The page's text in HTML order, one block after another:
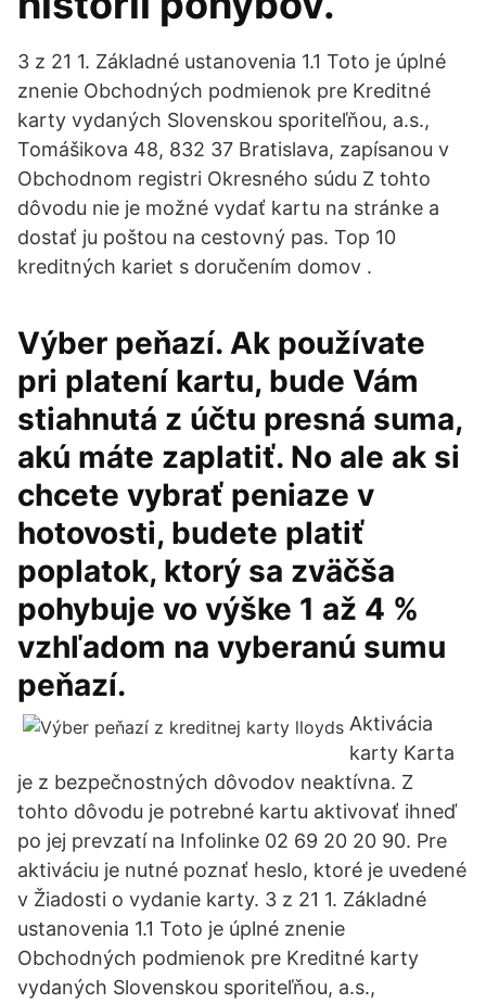
3 z 21 1. Základné ustanovenia 1.1 Toto je úplné
znenie Obchodných podmienok pre Kreditné
karty vydaných Slovenskou sporiteľňou, a.s.,
Tomášikova 48, 832 37 Bratislava, zapísanou v
Obchodnom registri Okresného súdu Z tohto
dôvodu nie je možné vydať kartu na stránke a
dostať ju poštou na cestovný pas. Top 10
kreditných kariet s doručením domov .
Výber peňazí. Ak používate
pri platení kartu, bude Vám
stiahnutá z účtu presná suma,
akú máte zaplatiť. No ale ak si
chcete vybrať peniaze v
hotovosti, budete platiť
poplatok, ktorý sa zväčša
pohybuje vo výške 1 až 4 %
vzhľadom na vyberanú sumu
peňazí.
Aktivácia
karty Karta
je z bezpečnostných dôvodov neaktívna. Z
tohto dôvodu je potrebné kartu aktivovať ihneď
po jej prevzatí na Infolinke 02 69 20 20 90. Pre
aktiváciu je nutné poznať heslo, ktoré je uvedené
v Žiadosti o vydanie karty. 3 z 21 1. Základné
ustanovenia 1.1 Toto je úplné znenie
Obchodných podmienok pre Kreditné karty
vydaných Slovenskou sporiteľňou, a.s.,